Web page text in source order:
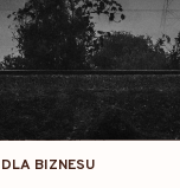
DLA BIZNESU